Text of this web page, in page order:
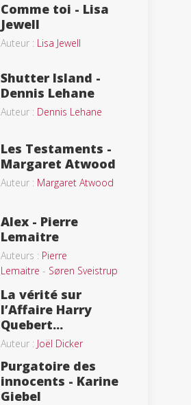
Comme toi - Lisa
Jewell
Auteur : Lisa Jewell
Shutter Island -
Dennis Lehane
Auteur : Dennis Lehane
Les Testaments -
Margaret Atwood
Auteur : Margaret Atwood
Alex - Pierre
Lemaitre
Auteurs : Pierre
Lemaitre - Søren Sveistrup
La vérité sur
l’Affaire Harry
Quebert...
Auteur : Joël Dicker
Purgatoire des
innocents - Karine
Giebel